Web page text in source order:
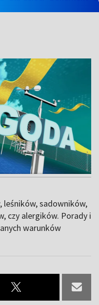
leśników, sadowników,
czy alergików. Porady i
warunków